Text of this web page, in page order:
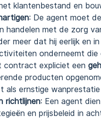
klantenbestand en
: De agent moet
handelen met de zorg
meer dat hij eerlijk en
onderneemt
contract expliciet een
producten
als ernstige
richtlijnen: Een agent
en prijsbeleid in